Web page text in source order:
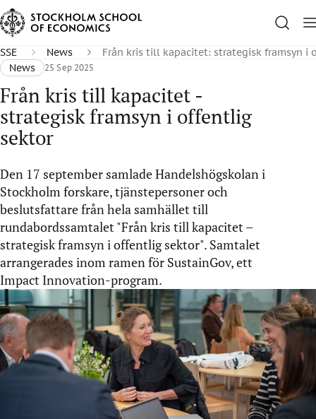
SSE News
Från kris till kapacitet: strategisk framsyn i
News
25 Sep 2025
Från kris till kapacitet -
strategisk framsyn i offentlig
sektor
Den 17 september samlade Handelshögskolan i
Stockholm forskare, tjänstepersoner och
beslutsfattare från hela samhället till
rundabordssamtalet "Från kris till kapacitet –
strategisk framsyn i offentlig sektor". Samtalet
arrangerades inom ramen för SustainGov, ett
Impact Innovation-program.